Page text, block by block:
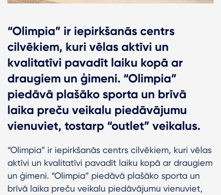
“Olimpia” ir iepirkšanās centrs
cilvēkiem, kuri vēlas aktīvi un
kvalitatīvi pavadīt laiku kopā ar
draugiem un ģimeni. “Olimpia”
piedāvā plašāko sporta un brīvā
laika preču veikalu piedāvājumu
vienuviet, tostarp “outlet” veikalus.
“Olimpia” ir iepirkšanās centrs cilvēkiem, kuri vēlas
aktīvi un kvalitatīvi pavadīt laiku kopā ar draugiem
un ģimeni. “Olimpia” piedāvā plašāko sporta un
brīvā laika preču veikalu piedāvājumu vienuviet,